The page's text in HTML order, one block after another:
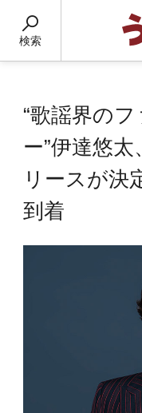
検索
“歌謡界の
ー”伊達悠
リースが
到着